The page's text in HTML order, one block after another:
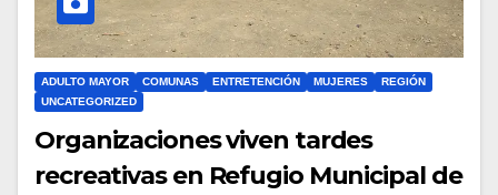
ADULTO MAYOR COMUNAS ENTRETENCIÓN MUJERES
REGIÓN
UNCATEGORIZED
Organizaciones viven tardes
recreativas en Refugio Municipal de